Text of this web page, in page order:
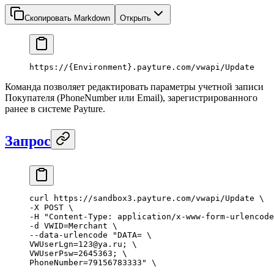
Скопировать Markdown Открыть
https://{ Environment }.payture.com/vwapi/Update
Команда позволяет редактировать параметры учетной записи
Покупателя (PhoneNumber или Email), зарегистрированного
ранее в системе Payture.
Запрос
curl https : //sandbox3.payture.com/vwapi/Update \
-X POST \
-H "Content-Type: application/x-www-form-
-d VWID=Merchant \
--data - urlencode "DATA= \
VWUserLgn=123@ya.ru; \
VWUserPsw=2645363; \
PhoneNumber=79156783333"
\